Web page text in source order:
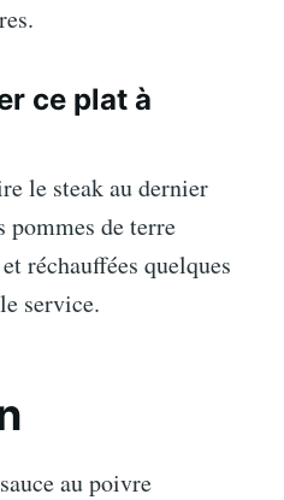
ce plat à
le steak au dernier
pommes de terre
réchauffées quelques
service.
au poivre